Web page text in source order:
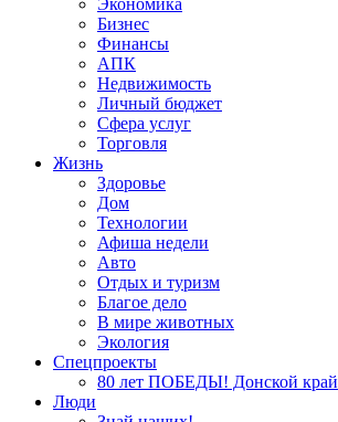
Экономика
Бизнес
Финансы
АПК
Недвижимость
Личный бюджет
Сфера услуг
Торговля
Жизнь
Здоровье
Дом
Технологии
Афиша недели
Авто
Отдых и туризм
Благое дело
В мире животных
Экология
Спецпроекты
80 лет ПОБЕДЫ! Донской край
Люди